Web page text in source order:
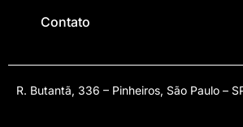
Contato
R. Butantã, 336 – Pinheiros, São Paulo –